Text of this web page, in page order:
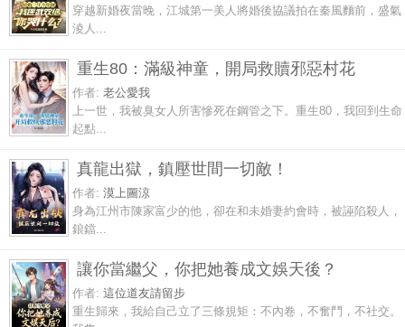
穿越新婚夜當晚，江城第一美人將婚後協議拍在秦風麵前，盛氣
淩人...
重生80：滿級神童，開局救贖邪惡村花
作者: 老公愛我
上一世，我被臭女人所害慘死在鋼管之下。重生80，我回到生命
起點...
真龍出獄，鎮壓世間一切敵！
作者: 漠上圖涼
身為江州市陳家富少的他，卻在和未婚妻約會時，被誣陷殺人，
鋃鐺...
讓你當繼父，你把她養成文娛天後？
作者: 這位道友請留步
重生歸來，我給自己立了三條規矩：不內卷，不奮鬥，不社交。